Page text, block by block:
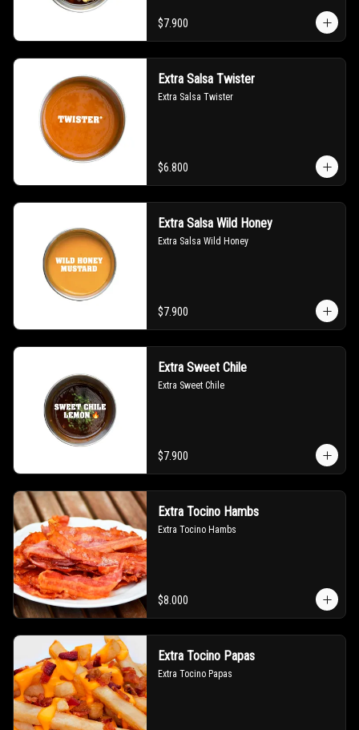
$7.900
Extra Salsa Twister
Extra Salsa Twister
$6.800
Extra Salsa Wild Honey
Extra Salsa Wild Honey
$7.900
Extra Sweet Chile
Extra Sweet Chile
$7.900
Extra Tocino Hambs
Extra Tocino Hambs
$8.000
Extra Tocino Papas
Extra Tocino Papas